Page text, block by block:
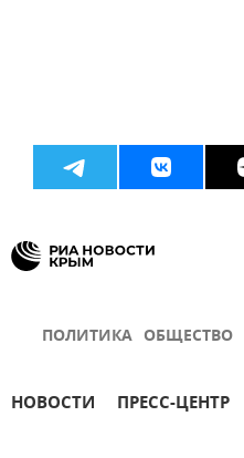
ПОЛИТИКА ОБЩЕСТВО
НОВОСТИ ПРЕСС-ЦЕНТР